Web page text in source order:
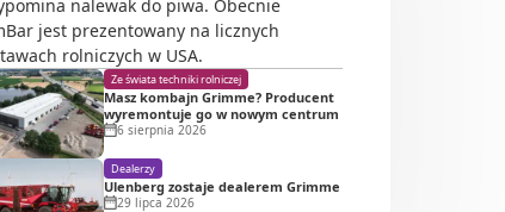
nalewak do piwa. Obecnie
jest prezentowany na licznych
rolniczych w USA.
Ze świata techniki rolniczej
Masz kombajn Grimme? Producent
wyremontuje go w nowym centrum
6 sierpnia 2026
Dealerzy
Ulenberg zostaje dealerem Grimme
29 lipca 2026